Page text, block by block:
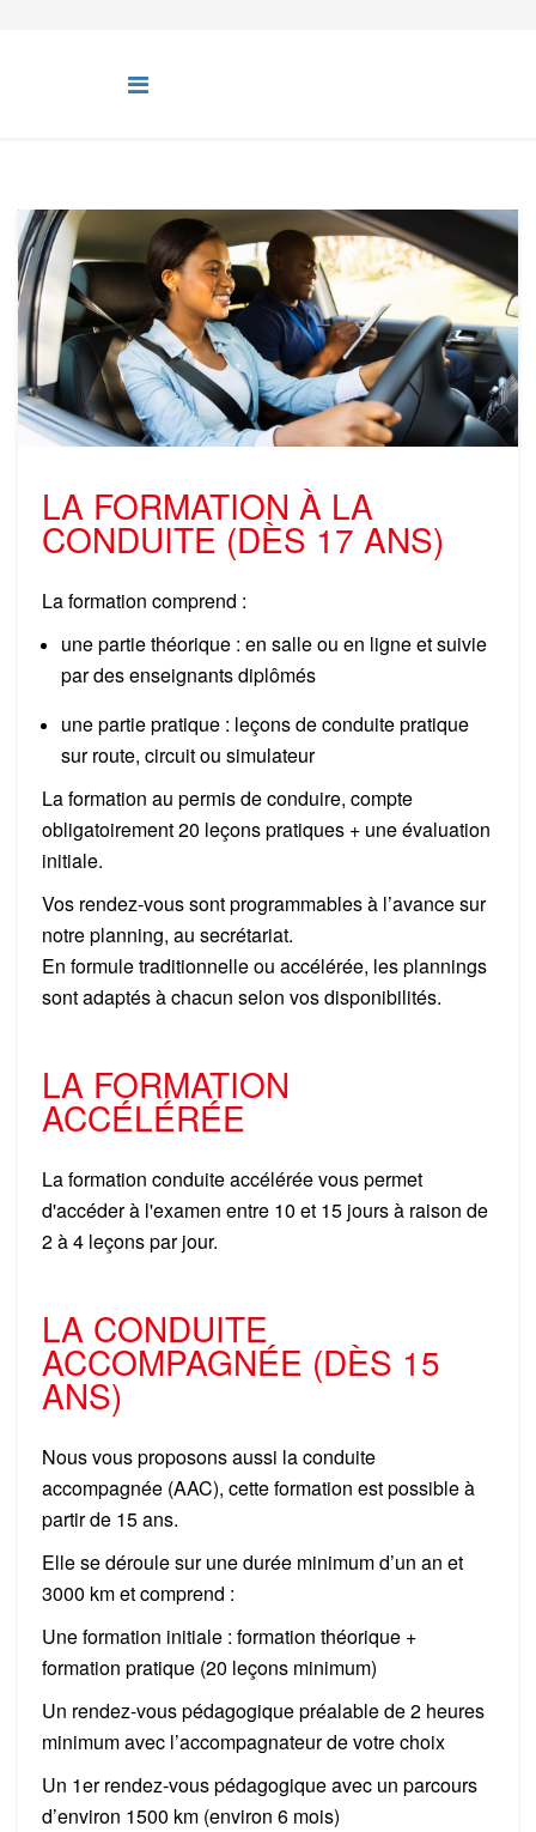
LA FORMATION À LA
CONDUITE (DÈS 17 ANS)
La formation comprend :
une partie théorique : en salle ou en ligne et suivie
par des enseignants diplômés
une partie pratique : leçons de conduite pratique
sur route, circuit ou simulateur
La formation au permis de conduire, compte
obligatoirement 20 leçons pratiques + une évaluation
initiale.
Vos rendez-vous sont programmables à l’avance sur
notre planning, au secrétariat.
En formule traditionnelle ou accélérée, les plannings
sont adaptés à chacun selon vos disponibilités.
LA FORMATION
ACCÉLÉRÉE
La formation conduite accélérée vous permet
d'accéder à l'examen entre 10 et 15 jours à raison de
2 à 4 leçons par jour.
LA CONDUITE
ACCOMPAGNÉE (DÈS 15
ANS)
Nous vous proposons aussi la conduite
accompagnée (AAC), cette formation est possible à
partir de 15 ans.
Elle se déroule sur une durée minimum d’un an et
3000 km et comprend :
Une formation initiale : formation théorique +
formation pratique (20 leçons minimum)
Un rendez-vous pédagogique préalable de 2 heures
minimum avec l’accompagnateur de votre choix
Un 1er rendez-vous pédagogique avec un parcours
d’environ 1500 km (environ 6 mois)